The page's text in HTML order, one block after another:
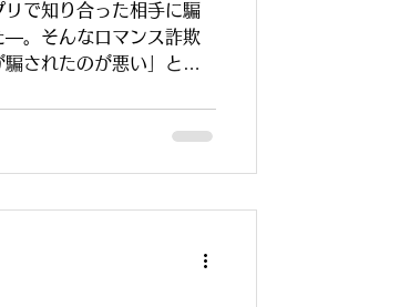
リで知り合った相手に騙
―。そんなロマンス詐欺
されたのが悪い」と泣